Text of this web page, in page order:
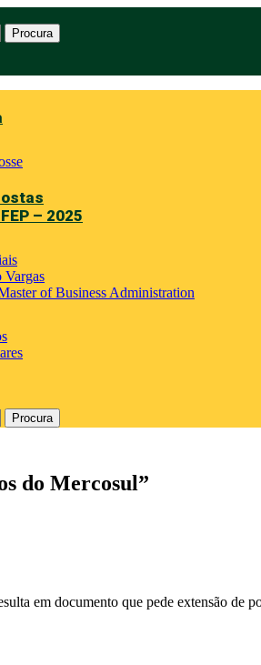
Procura
– 2025
Vargas
of Business Administration
Procura
do Mercosul”
em documento que pede extensão de